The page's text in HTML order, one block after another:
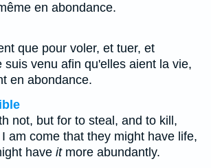
en abondance.
que pour voler, et tuer, et
suis venu afin qu'elles aient la vie,
en abondance.
not, but for to steal, and to kill,
am come that they might have life,
have itmore abundantly.